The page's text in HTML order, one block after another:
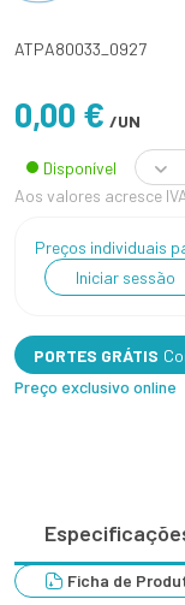
ATPA80033_0927
0,00 € /UN
Disponível
Aos valores acresce
Preços individuais
Iniciar sessão
PORTES GRÁTIS
Preço exclusivo online
Ficha de